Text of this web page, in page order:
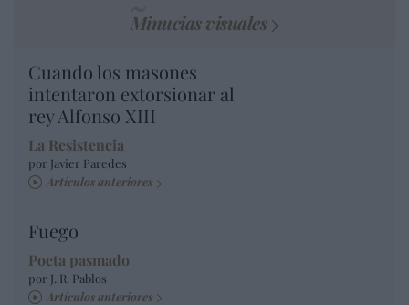
Minucias visuales
Cuando los masones
intentaron extorsionar al
rey Alfonso XIII
La Resistencia
por Javier Paredes
Artículos anteriores
Fuego
Poeta pasmado
por J. R. Pablos
Artículos anteriores